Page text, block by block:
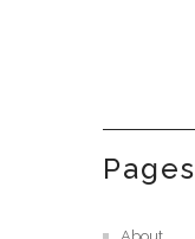
Pages